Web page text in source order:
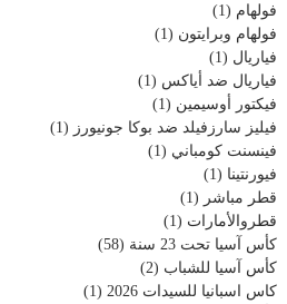
فولهام (1)
فولهام وبرايتون (1)
فياريال (1)
فياريال ضد أياكس (1)
فيكتور أوسيمين (1)
فيليز سارزفيلد ضد بوكا جونيورز (1)
فينسنت كومباني (1)
فيورنتينا (1)
قطر مباشر (1)
قطروالأمارات (1)
كأس آسيا تحت 23 سنة
(58)
كأس آسيا للشباب (2)
كاس اسبانيا للسيدات 2026
(1)